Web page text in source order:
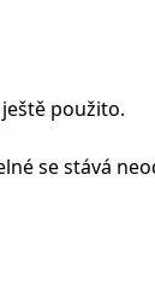
použito.
se stává